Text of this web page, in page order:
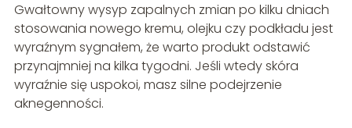
Gwałtowny wysyp zapalnych zmian po kilku dniach
stosowania nowego kremu, olejku czy podkładu jest
wyraźnym sygnałem, że warto produkt odstawić
przynajmniej na kilka tygodni. Jeśli wtedy skóra
wyraźnie się uspokoi, masz silne podejrzenie
aknegenności.